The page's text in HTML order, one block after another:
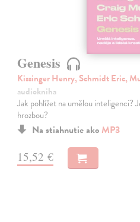
Genesis
Kissinger Henry, Schmidt Eric,
audiokniha
Jak pohlížet na umělou inteligenci?
hrozbou?
Na stiahnutie ako MP3
15,52 €